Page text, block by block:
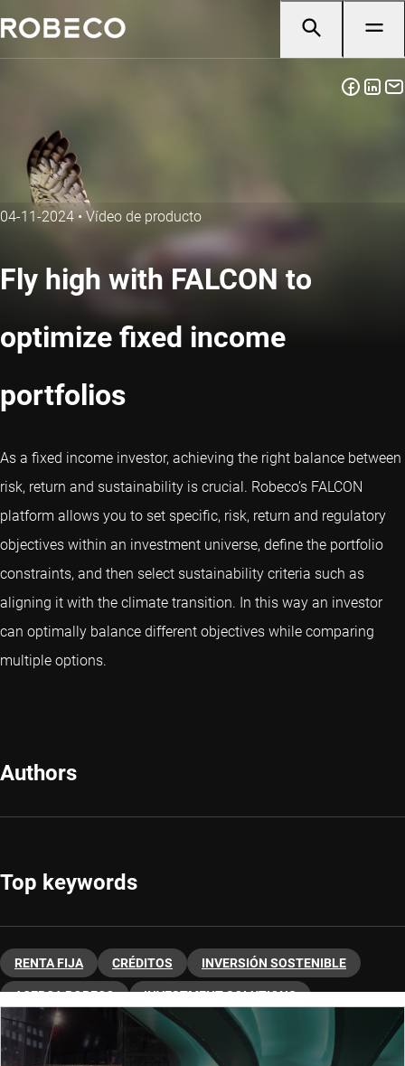
04-11-2024•Vídeo de producto
Fly high with FALCON to
optimize fixed income
portfolios
As a fixed income investor, achieving the right balance between
risk, return and sustainability is crucial. Robeco’s FALCON
platform allows you to set specific, risk, return and regulatory
objectives within an investment universe, define the portfolio
constraints, and then select sustainability criteria such as
aligning it with the climate transition. In this way an investor
can optimally balance different objectives while comparing
multiple options.
Authors
Top keywords
RENTA FIJA CRÉDITOS INVERSIÓN SOSTENIBLE
ACERCA ROBECO INVESTMENT SOLUTIONS
RENTA FIJA